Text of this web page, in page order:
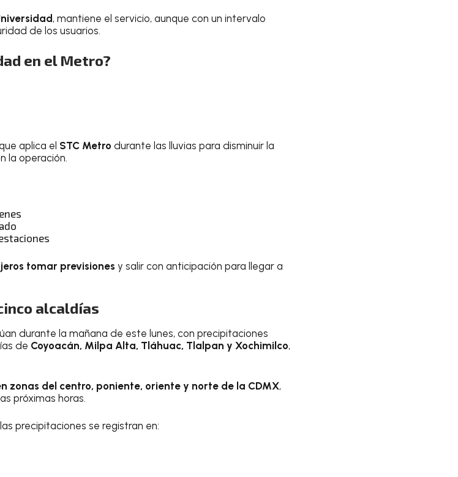
, mantiene el servicio, aunque con un intervalo
de los usuarios.
en el Metro?
aplica el STC Metro durante las lluvias para disminuir la
la operación.
tomar previsiones y salir con anticipación para llegar a
alcaldías
durante la mañana de este lunes, con precipitaciones
de Coyoacán, Milpa Alta, Tláhuac, Tlalpan y Xochimilco,
zonas del centro, poniente, oriente y norte de la CDMX,
próximas horas.
precipitaciones se registran en: